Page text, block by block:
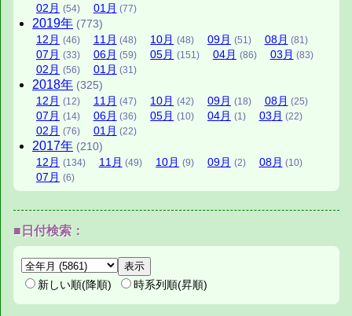
02 月 (54) 01 月 (77)
2019年 (773)
12 月 (46) 11 月 (48) 10月 (48) 09月 (51) 08月 (81)
07 月 (33) 06月 (59) 05月 (151) 04月 (86) 03 月 (83)
02 月 (56) 01 月 (31)
2018年 (325)
12 月 (12) 11 月 (47) 10月 (42) 09月 (18) 08月 (25)
07 月 (14) 06月 (36) 05月 (10) 04月 (1) 03 月 (22)
02 月 (76) 01 月 (22)
2017年 (210)
12 月 (134) 11 月 (49) 10月 (9) 09月 (2) 08月 (10)
07 月 (6)
■日付検索：
新しい順(降順) 時系列順(昇順)